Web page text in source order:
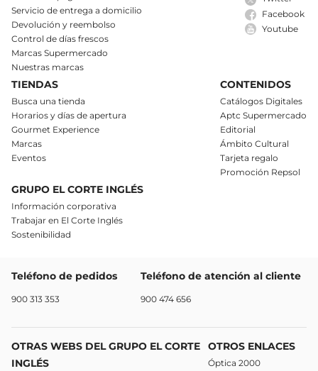
Servicio de entrega a domicilio
Devolución y reembolso
Control de días frescos
Marcas Supermercado
Nuestras marcas
Facebook
Youtube
TIENDAS
Busca una tienda
Horarios y días de apertura
Gourmet Experience
Marcas
Eventos
CONTENIDOS
Catálogos Digitales
Aptc Supermercado
Editorial
Ámbito Cultural
Tarjeta regalo
Promoción Repsol
GRUPO EL CORTE INGLÉS
Información corporativa
Trabajar en El Corte Inglés
Sostenibilidad
Teléfono de pedidos
900 313 353
Teléfono de atención al cliente
900 474 656
OTRAS WEBS DEL GRUPO EL CORTE
INGLÉS
OTROS ENLACES
Óptica 2000